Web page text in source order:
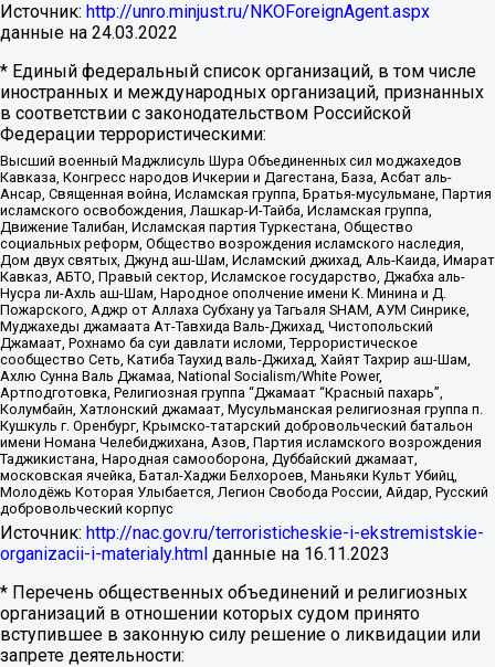
Источник: http://unro.minjust.ru/NKOForeignAgent.aspx
данные на 24.03.2022
* Единый федеральный список организаций, в том числе
иностранных и международных организаций, признанных
в соответствии с законодательством Российской
Федерации террористическими:
Высший военный Маджлисуль Шура Объединенных сил моджахедов
Кавказа, Конгресс народов Ичкерии и Дагестана, База, Асбат аль-
Ансар, Священная война, Исламская группа, Братья-мусульмане, Партия
исламского освобождения, Лашкар-И-Тайба, Исламская группа,
Движение Талибан, Исламская партия Туркестана, Общество
социальных реформ, Общество возрождения исламского наследия,
Дом двух святых, Джунд аш-Шам, Исламский джихад, Аль-Каида, Имарат
Кавказ, АБТО, Правый сектор, Исламское государство, Джабха аль-
Нусра ли-Ахль аш-Шам, Народное ополчение имени К. Минина и Д.
Пожарского, Аджр от Аллаха Субхану уа Тагьаля SHAM, АУМ Синрике,
Муджахеды джамаата Ат-Тавхида Валь-Джихад, Чистопольский
Джамаат, Рохнамо ба суи давлати исломи, Террористическое
сообщество Сеть, Катиба Таухид валь-Джихад, Хайят Тахрир аш-Шам,
Ахлю Сунна Валь Джамаа, National Socialism/White Power,
Артподготовка, Религиозная группа “Джамаат “Красный пахарь”,
Колумбайн, Хатлонский джамаат, Мусульманская религиозная группа п.
Кушкуль г. Оренбург, Крымско-татарский добровольческий батальон
имени Номана Челебиджихана, Азов, Партия исламского возрождения
Таджикистана, Народная самооборона, Дуббайский джамаат,
московская ячейка, Батал-Хаджи Белхороев, Маньяки Культ Убийц,
Молодёжь Которая Улыбается, Легион Свобода России, Айдар, Русский
добровольческий корпус
Источник: http://nac.gov.ru/terroristicheskie-i-ekstremistskie-
organizacii-i-materialy.html данные на 16.11.2023
* Перечень общественных объединений и религиозных
организаций в отношении которых судом принято
вступившее в законную силу решение о ликвидации или
запрете деятельности: